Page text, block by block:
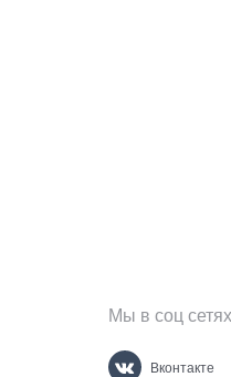
Мы в соц сетях
Вконтакте